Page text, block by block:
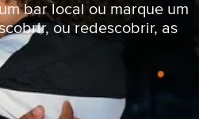
bar local ou marque um
ou redescobrir, as